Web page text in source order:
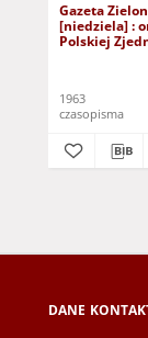
Gazeta
[niedziela] :
Polskiej
1963
czasopisma
DANE